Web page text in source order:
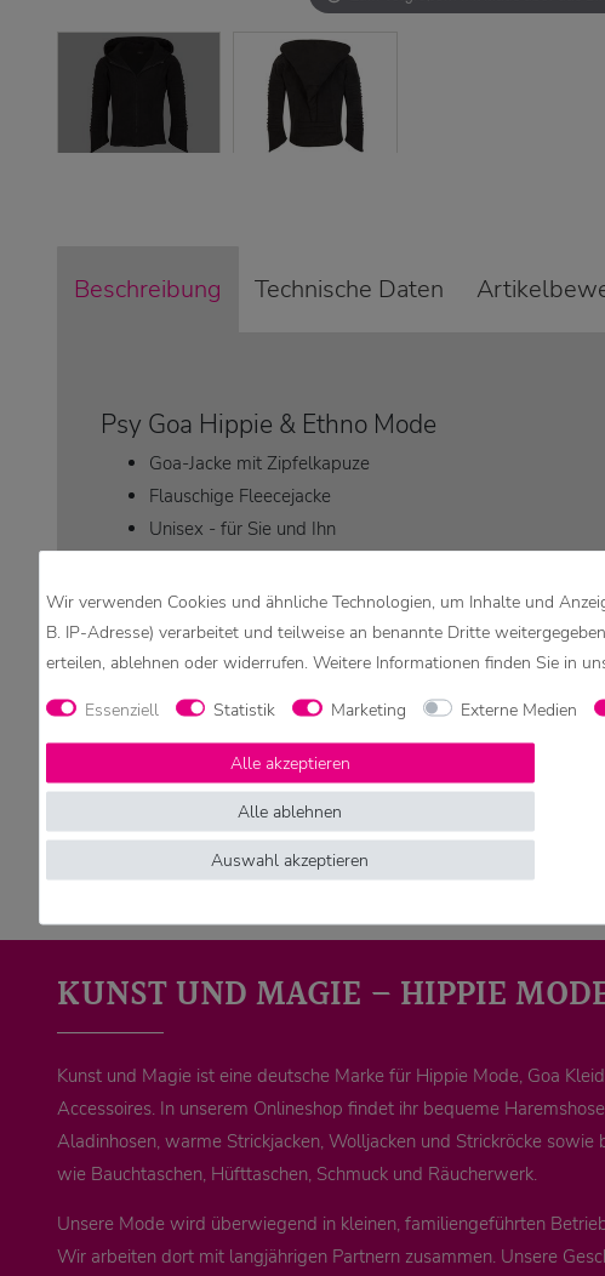
Beschreibung Technische Daten
Psy Goa Hippie & Ethno Mode
Goa-Jacke mit Zipfelkapuze
Flauschige Fleecejacke
Unisex - für Sie und Ihn
Obermaterial: 100 % Polyester (Fleece)
Mit 2 Taschen
Faire Herstellung
Überwiegend aus Fleece hergestellt.
Achtung:
Aufgrund verschiedener Bildschirmeinstellungen können die
KUNST UND MAGIE – HIPPIE
Kunst und Magie ist eine deutsche Marke für Hippie Mode, Goa
Accessoires. In unserem Onlineshop findet ihr bequeme
Aladinhosen, warme Strickjacken, Wolljacken und Strickröcke sowie
wie Bauchtaschen, Hüfttaschen, Schmuck und Räucherwerk.
Unsere Mode wird überwiegend in kleinen, familiengeführten
Wir arbeiten dort mit langjährigen Partnern zusammen. Unsere
Wir verwenden Cookies und ähnliche Technologien, um Inhalte und
B. IP-Adresse) verarbeitet und teilweise an benannte Dritte
erteilen, ablehnen oder widerrufen. Weitere Informationen finden Sie in
Essenziell Statistik Marketing Externe Medien
Alle akzeptieren
Alle ablehnen
Auswahl akzeptieren